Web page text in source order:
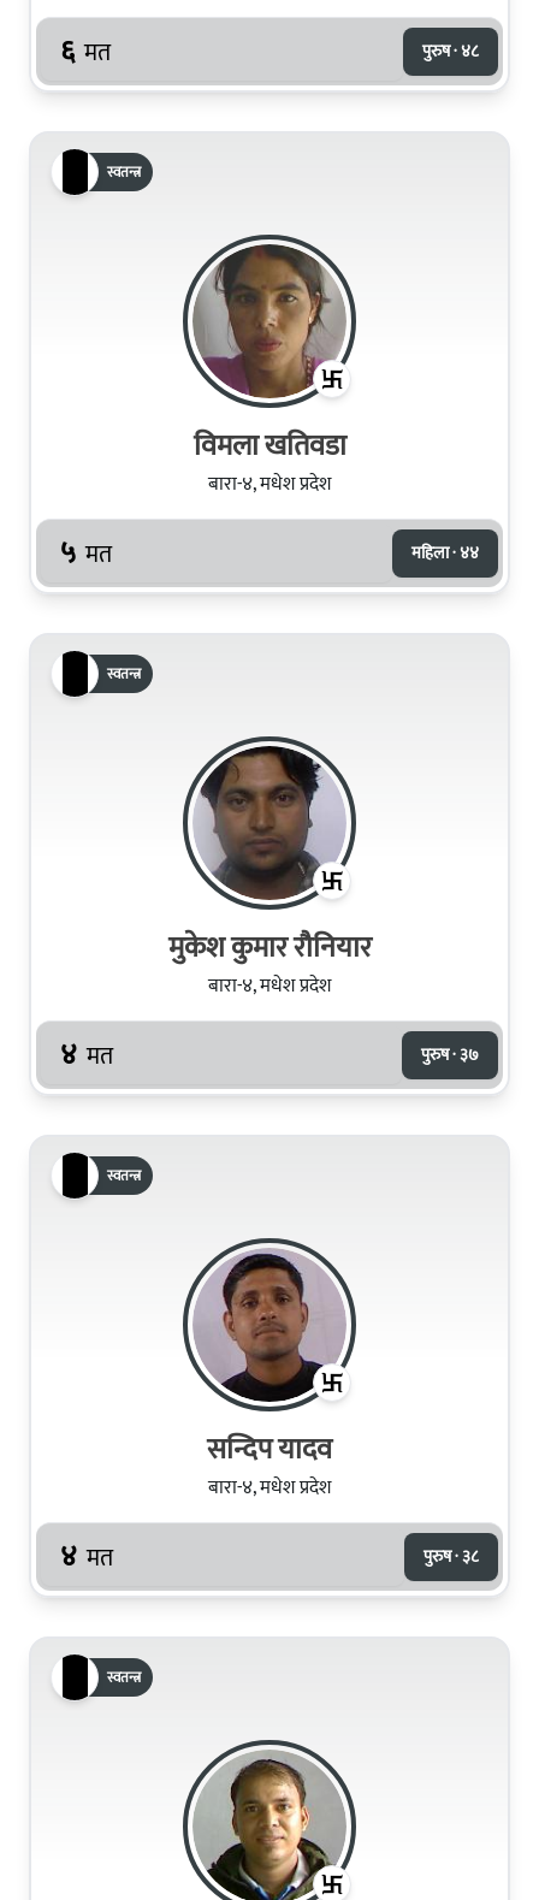
६ मत पुरुष · ४८
स्वतन्त्र
विमला खतिवडा
बारा-४, मधेश प्रदेश
५ मत महिला · ४४
स्वतन्त्र
मुकेश कुमार रौनियार
बारा-४, मधेश प्रदेश
४ मत पुरुष · ३७
स्वतन्त्र
सन्दिप यादव
बारा-४, मधेश प्रदेश
४ मत पुरुष · ३८
स्वतन्त्र